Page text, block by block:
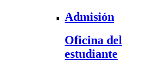
Admisión
Oficina del
estudiante